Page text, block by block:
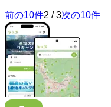
前の10件2 /3次の10件